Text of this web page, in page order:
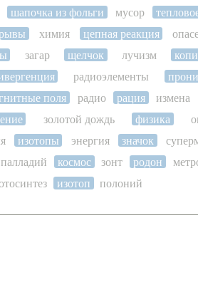
шапочка из фольги мусор
химия цепная реакция
загар щелчок лучизм
радиоэлементы
поля радио рация измена
золотой дождь физика
изотопы энергия значок
палладий космос зонт родон
изотоп полоний